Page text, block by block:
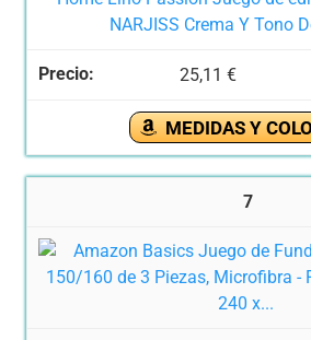
NARJISS Crema Y Tono
25,11 €
MEDIDAS Y
7